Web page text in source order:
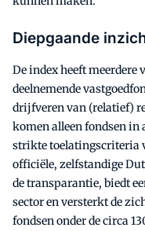
Diepgaande
De index heeft meerdere
deelnemende
drijfveren van (relatief)
komen alleen fondsen in
strikte toelatingscriteria
officiële, zelfstandige
de transparantie, biedt
sector en versterkt de
fondsen onder de circa